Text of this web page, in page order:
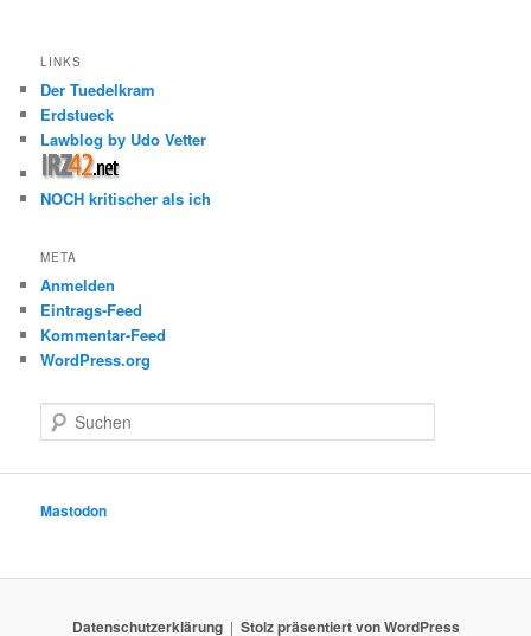
LINKS
Der Tuedelkram
Erdstueck
Lawblog by Udo Vetter
NOCH kritischer als ich
META
Anmelden
Eintrags-Feed
Kommentar-Feed
WordPress.org
u
e
Mastodon
Datenschutzerklärung Stolz präsentiert von WordPress